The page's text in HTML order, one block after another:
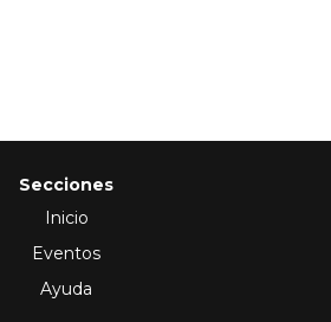
Secciones
Inicio
Eventos
Ayuda